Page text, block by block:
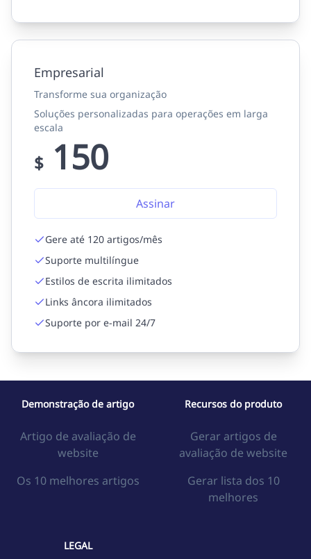
Empresarial
Transforme sua organização
Soluções personalizadas para operações em larga
escala
$ 150
Assinar
Gere até 120 artigos/mês
Suporte multilíngue
Estilos de escrita ilimitados
Links âncora ilimitados
Suporte por e-mail 24/7
Demonstração de artigo
Artigo de avaliação de
website
Os 10 melhores artigos
Recursos do produto
Gerar artigos de
avaliação de website
Gerar lista dos 10
melhores
LEGAL